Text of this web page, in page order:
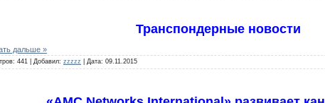
Транспондерные новости
дальше »
441 Добавил: zzzzz Дата: 09.11.2015